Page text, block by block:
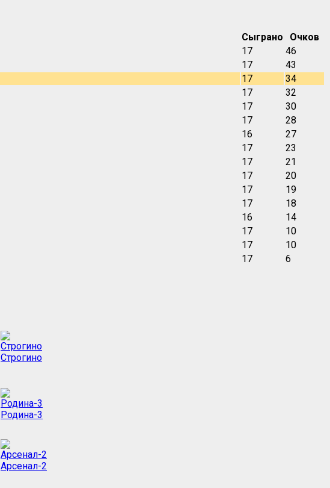
Сыграно
Очков
17
46
17
43
17
34
17
32
17
30
17
28
16
27
17
23
17
21
17
20
17
19
17
18
16
14
17
10
17
10
17 6
Строгино
Родина-3
Арсенал-2